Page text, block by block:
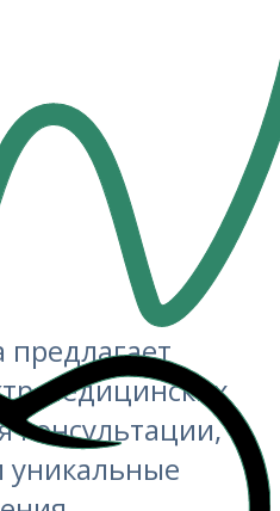
медицинских
консультации,
​уникальные